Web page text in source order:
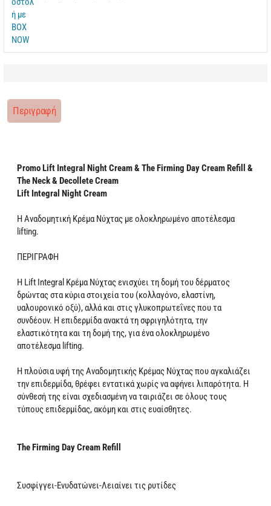
Περιγραφή
Promo Lift Integral Night Cream & The Firming Day Cream Refill &
The Neck & Decollete Cream
Lift Integral Night Cream
Η Αναδομητική Κρέμα Νύχτας με ολοκληρωμένο αποτέλεσμα
lifting.
ΠΕΡΙΓΡΑΦΗ
Η Lift Integral Κρέμα Νύχτας ενισχύει τη δομή του δέρματος
δρώντας στα κύρια στοιχεία του (κολλαγόνο, ελαστίνη,
υαλουρονικό οξύ), αλλά και στις γλυκοπρωτεΐνες που τα
συνδέουν. Η επιδερμίδα ανακτά τη σφριγηλότητα, την
ελαστικότητα και τη δομή της, για ένα ολοκληρωμένο
αποτέλεσμα lifting.
Η πλούσια υφή της Αναδομητικής Κρέμας Νύχτας που αγκαλιάζει
την επιδερμίδα, θρέφει εντατικά χωρίς να αφήνει λιπαρότητα. Η
σύνθεσή της είναι σχεδιασμένη να ταιριάζει σε όλους τους
τύπους επιδερμίδας, ακόμη και στις ευαίσθητες.
The Firming Day Cream Refill
Συσφίγγει-Ενυδατώνει-Λειαίνει τις ρυτίδες